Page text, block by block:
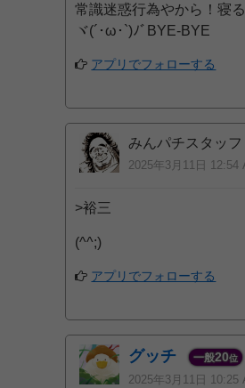
常識迷惑行為やから！寝
ヾ(´･ω･`)ﾉﾞBYE-BYE
アプリでフォローする
みんパチスタッフ
2025年3月11日 12:54
>裕三
(^^;)
アプリでフォローする
グッチ 一般20位
2025年3月11日 10:25